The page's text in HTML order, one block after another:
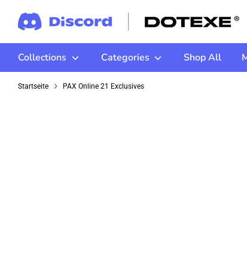
Collections Categories Shop All
Startseite PAX Online 21 Exclusives